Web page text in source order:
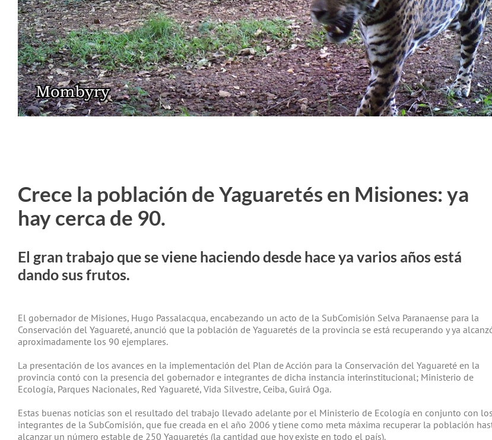
Crece la población de Yaguaretés en Misiones: ya
hay cerca de 90.
El gran trabajo que se viene haciendo desde hace ya varios años está
dando sus frutos.
El gobernador de Misiones, Hugo Passalacqua, encabezando un acto de la SubComisión Selva Paranaense para la
Conservación del Yaguareté, anunció que la población de Yaguaretés de la provincia se está recuperando y ya
aproximadamente los 90 ejemplares.
La presentación de los avances en la implementación del Plan de Acción para la Conservación del Yaguareté en la
provincia contó con la presencia del gobernador e integrantes de dicha instancia interinstitucional; Ministerio de
Ecología, Parques Nacionales, Red Yaguareté, Vida Silvestre, Ceiba, Guirá Oga.
Estas buenas noticias son el resultado del trabajo llevado adelante por el Ministerio de Ecología en conjunto con los
integrantes de la SubComisión, que fue creada en el año 2006 y tiene como meta máxima recuperar la población
alcanzar un número estable de 250 Yaguaretés (la cantidad que hoy existe en todo el país).